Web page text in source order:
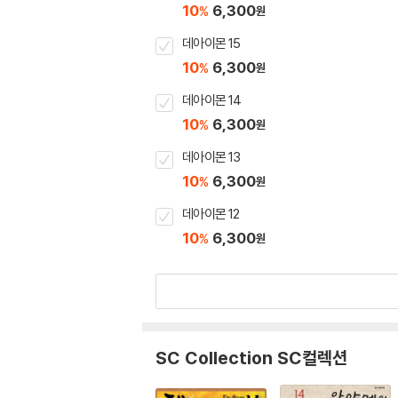
10% 6,300원
데아이몬 15
10% 6,300원
데아이몬 14
10% 6,300원
데아이몬 13
10% 6,300원
데아이몬 12
10% 6,300원
SC Collection SC컬렉션